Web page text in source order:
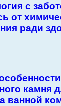
с
от
ради
камня
ванной